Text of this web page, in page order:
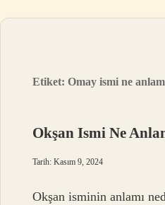
Etiket:Omay ismi ne
Okşan Ismi Ne
Tarih: Kasım 9, 2024
Okşan isminin anlamı